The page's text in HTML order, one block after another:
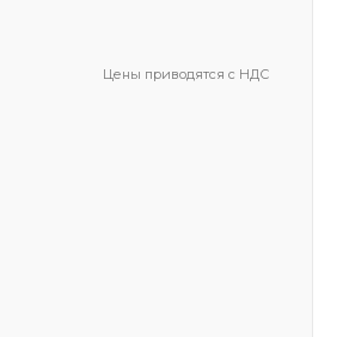
Цены приводятся с НДС